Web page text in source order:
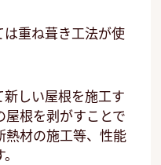
重ね葺き工法が使
しい屋根を施工す
根を剥がすことで
熱材の施工等、性能